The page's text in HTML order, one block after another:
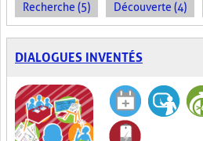
Recherche (5) Découverte (4)
DIALOGUES INVENTÉS